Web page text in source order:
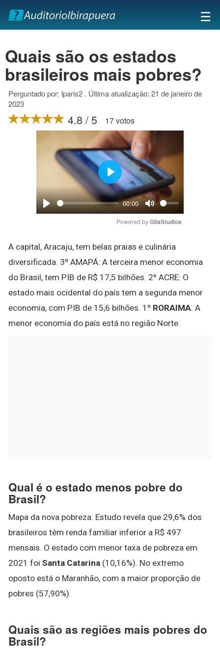
×
☰
Quais são os estados
brasileiros mais pobres?
Perguntado por: lparis2 . Última atualização: 21 de janeiro de
2023
4.8 / 5 17 votos
Play
00:00
Mute
Play
Powered by GliaStudios
A capital, Aracaju, tem belas praias e culinária
diversificada. 3º AMAPÁ: A terceira menor economia
do Brasil, tem PIB de R$ 17,5 bilhões. 2º ACRE: O
estado mais ocidental do país tem a segunda menor
economia, com PIB de 15,6 bilhões. 1º RORAIMA: A
menor economia do país está no região Norte.
Qual é o estado menos pobre do
Brasil?
Mapa da nova pobreza: Estudo revela que 29,6% dos
brasileiros têm renda familiar inferior a R$ 497
mensais. O estado com menor taxa de pobreza em
2021 foi Santa Catarina (10,16%). No extremo
oposto está o Maranhão, com a maior proporção de
pobres (57,90%).
Quais são as regiões mais pobres do
Brasil?